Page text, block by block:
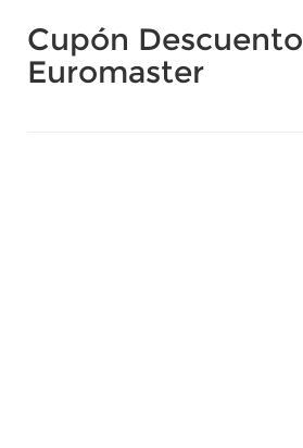
Cupón Descuento
Euromaster